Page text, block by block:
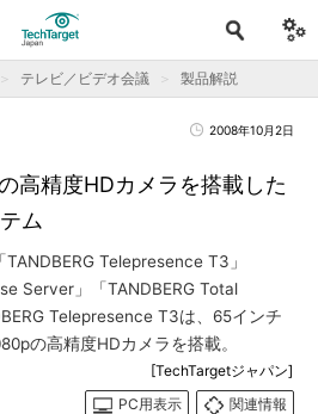
テレビ／ビデオ会議 製品解説
2008年10月2日
高精度HDカメラを搭載した
ム
Telepresence T3」
Server」「TANDBERG Total
Telepresence T3は、65インチ
の高精度HDカメラを搭載。
[TechTargetジャパン]
PC用表示
関連情報